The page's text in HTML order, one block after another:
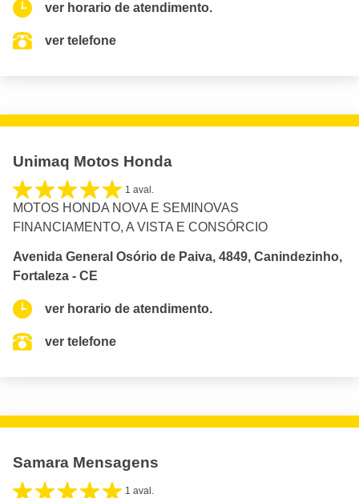
ver horario de atendimento.
ver telefone
Unimaq Motos Honda
1 aval.
MOTOS HONDA NOVA E SEMINOVAS
FINANCIAMENTO, A VISTA E CONSÓRCIO
Avenida General Osório de Paiva, 4849, Canindezinho,
Fortaleza - CE
ver horario de atendimento.
ver telefone
Samara Mensagens
1 aval.